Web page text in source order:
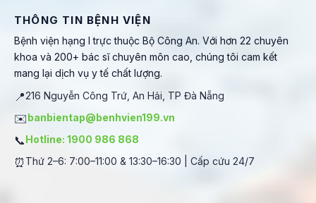
THÔNG TIN BỆNH VIỆN
Bệnh viện hạng I trực thuộc Bộ Công An. Với hơn 22 chuyên
khoa và 200+ bác sĩ chuyên môn cao, chúng tôi cam kết
mang lại dịch vụ y tế chất lượng.
📍216 Nguyễn Công Trứ, An Hải, TP Đà Nẵng
✉️banbientap@benhvien199.vn
📞Hotline: 1900 986 868
⏰ Thứ 2–6: 7:00–11:00 & 13:30–16:30 | Cấp cứu 24/7